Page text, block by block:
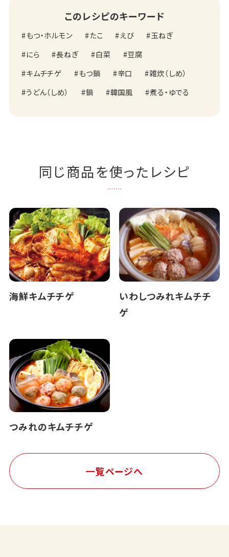
このレシピのキーワード
もつ・ホルモン たこ えび
玉ねぎ
にら
長ねぎ 白菜
豆腐
キムチチゲ
もつ鍋 辛口
雑炊（しめ）
うどん（しめ）
鍋 韓国風 煮る・ゆでる
同じ商品を使ったレシピ
海鮮キムチチゲ
いわしつみれキムチチ
ゲ
つみれのキムチチゲ
一覧ページへ